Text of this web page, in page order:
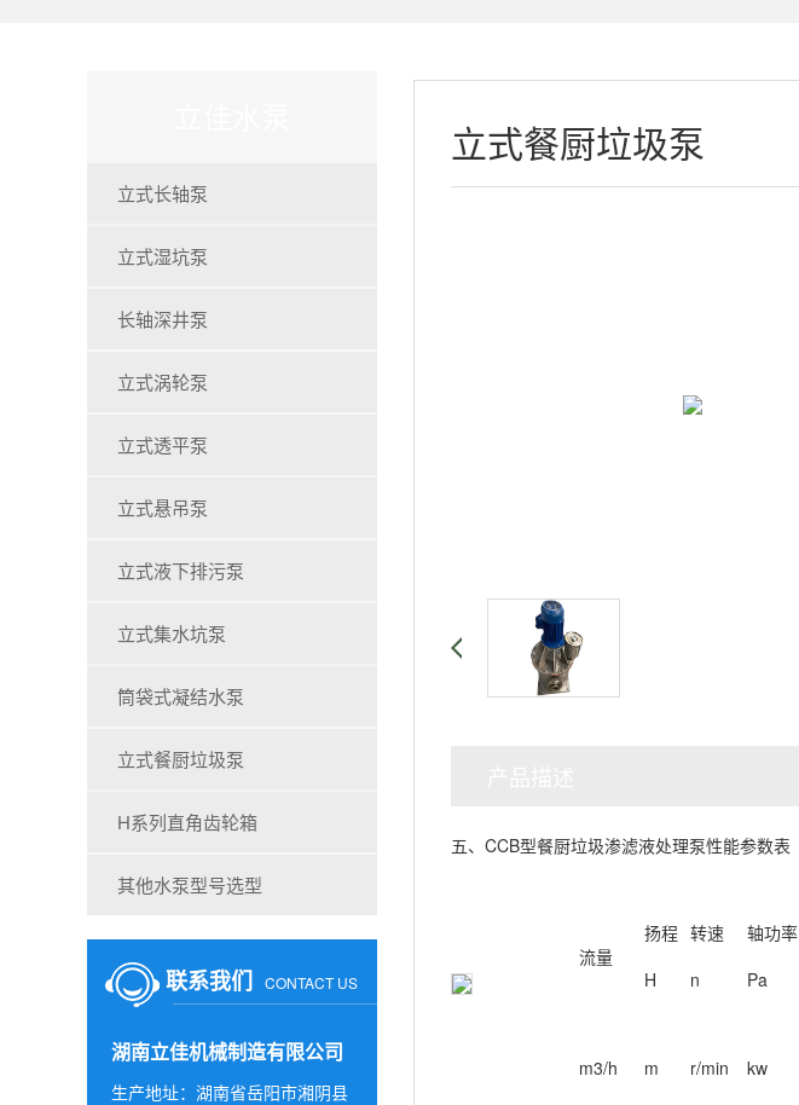
立式长轴泵
立式湿坑泵
长轴深井泵
立式涡轮泵
立式透平泵
立式悬吊泵
立式液下排污泵
立式集水坑泵
筒袋式凝结水泵
立式餐厨垃圾泵
H系列直角齿轮箱
其他水泵型号选型
联系我们 CONTACT US
湖南立佳机械制造有限公司
生产地址：湖南省岳阳市湘阴县
立式餐厨垃圾泵
五、CCB型餐厨垃圾渗滤液处理泵性能参数表
流量
扬程
H
转速
n
轴功率
Pa
m3/h
m r/min kw